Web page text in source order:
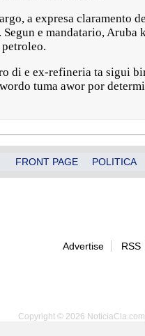
a expresa claramento
e mandatario,
di e ex-refineria ta sigui
tuma awor por
FRONT PAGE POLITICA
Advertise RSS
Copyright © 2026